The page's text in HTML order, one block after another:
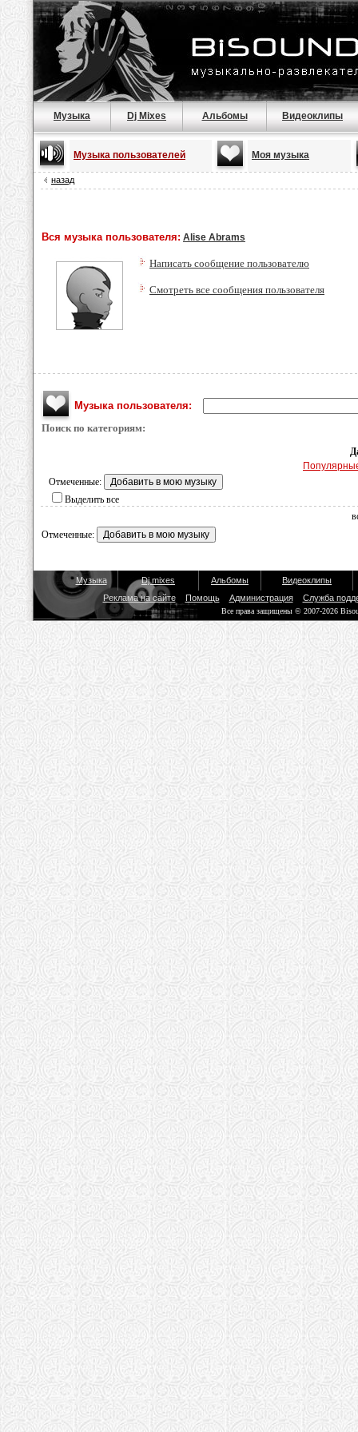
Музыка Dj Mixes Альбомы Видеоклипы
Музыка пользователей Моя музыка
назад
Вся музыка пользователя: Alise Abrams
Написать сообщение пользователю
Смотреть все сообщения пользователя
Музыка пользователя:
Поиск по категориям:
Отмеченные:
Выделить все
Отмеченные:
Музыка Dj mixes Альбомы
Видеоклипы
Реклама на сайте
Помощь Администрация Служба
Все права защищены © 2007-2026